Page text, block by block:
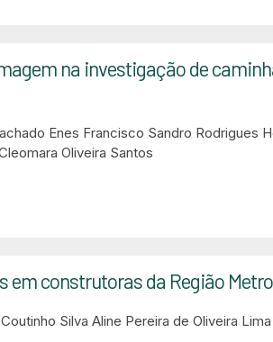
na investigação de
Enes Francisco Sandro Rodrigues
Oliveira Santos
em construtoras da Região
Silva Aline Pereira de Oliveira Lima